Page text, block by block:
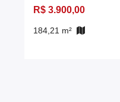
R$ 3.900,00
184,21 m²